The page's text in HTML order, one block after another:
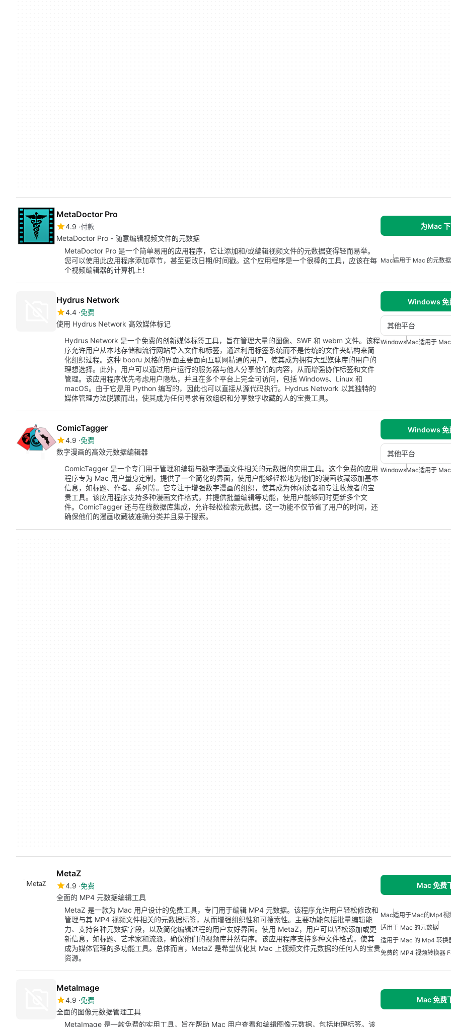
MetaDoctor Pro
4.9 付款
MetaDoctor Pro - 随意编辑视频文件的元数据
为Mac
MetaDoctor Pro 是一个简单易用的应用程序，它让添加和/或编辑视频文件的元数据变得轻而易举。
您可以使用此应用程序添加章节，甚至更改日期/时间戳。这个应用程序是一个很棒的工具，应该在每
个视频编辑器的计算机上！
Mac适用于 Mac 的元数据
Hydrus Network
4.4 免费
使用 Hydrus Network 高效媒体标记
Windows 免
其他平台
Hydrus Network 是一个免费的创新媒体标签工具，旨在管理大量的图像、SWF 和 webm 文件。该程
序允许用户从本地存储和流行网站导入文件和标签，通过利用标签系统而不是传统的文件夹结构来简
化组织过程。这种 booru 风格的界面主要面向互联网精通的用户，使其成为拥有大型媒体库的用户的
理想选择。此外，用户可以通过用户运行的服务器与他人分享他们的内容，从而增强协作标签和文件
管理。该应用程序优先考虑用户隐私，并且在多个平台上完全可访问，包括 Windows、Linux 和
macOS。由于它是用 Python 编写的，因此也可以直接从源代码执行。Hydrus Network 以其独特的
媒体管理方法脱颖而出，使其成为任何寻求有效组织和分享数字收藏的人的宝贵工具。
WindowsMac适用于
ComicTagger
4.9 免费
数字漫画的高效元数据编辑器
Windows 免
其他平台
ComicTagger 是一个专门用于管理和编辑与数字漫画文件相关的元数据的实用工具。这个免费的应用
程序专为 Mac 用户量身定制，提供了一个简化的界面，使用户能够轻松地为他们的漫画收藏添加基本
信息，如标题、作者、系列等。它专注于增强数字漫画的组织，使其成为休闲读者和专注收藏者的宝
贵工具。该应用程序支持多种漫画文件格式，并提供批量编辑等功能，使用户能够同时更新多个文
件。ComicTagger 还与在线数据库集成，允许轻松检索元数据。这一功能不仅节省了用户的时间，还
确保他们的漫画收藏被准确分类并且易于搜索。
WindowsMac适用于
MetaZ
4.9 免费
全面的 MP4 元数据编辑工具
Mac 免费
MetaZ 是一款为 Mac 用户设计的免费工具，专门用于编辑 MP4 元数据。该程序允许用户轻松修改和
管理与其 MP4 视频文件相关的元数据标签，从而增强组织性和可搜索性。主要功能包括批量编辑能
力、支持各种元数据字段，以及简化编辑过程的用户友好界面。使用 MetaZ，用户可以轻松添加或更
新信息，如标题、艺术家和流派，确保他们的视频库井然有序。该应用程序支持多种文件格式，使其
成为媒体管理的多功能工具。总体而言，MetaZ 是希望优化其 Mac 上视频文件元数据的任何人的宝贵
资源。
Mac适用于Mac的mp4视
适用于 Mac 的元数据
适用于 Mac 的 Mp4 转换
免费的 MP4 视频转换器
MetaImage
4.9 免费
全面的图像元数据管理工具
Mac 免费
MetaImage 是一款免费的实用工具，旨在帮助 Mac 用户查看和编辑图像元数据，包括地理标签。该